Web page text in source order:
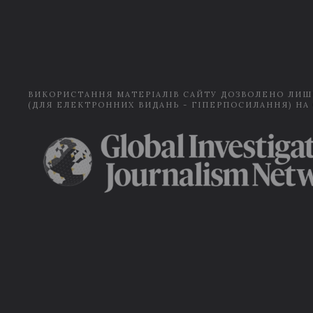
ВИКОРИСТАННЯ МАТЕРІАЛІВ САЙТУ ДОЗВОЛЕНО
(ДЛЯ ЕЛЕКТРОННИХ ВИДАНЬ - ГІПЕРПОСИЛАННЯ) НА